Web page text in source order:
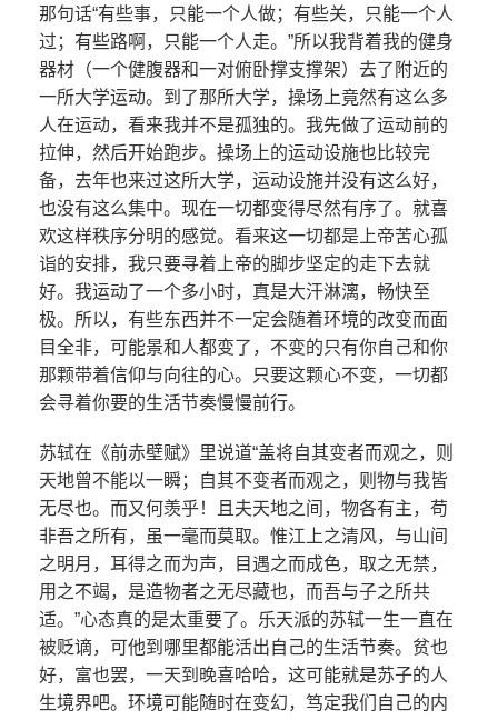
那句话“有些事，只能一个人做；有些关，只能一个人
过；有些路啊，只能一个人走。”所以我背着我的健身
器材（一个健腹器和一对俯卧撑支撑架）去了附近的
一所大学运动。到了那所大学，操场上竟然有这么多
人在运动，看来我并不是孤独的。我先做了运动前的
拉伸，然后开始跑步。操场上的运动设施也比较完
备，去年也来过这所大学，运动设施并没有这么好，
也没有这么集中。现在一切都变得尽然有序了。就喜
欢这样秩序分明的感觉。看来这一切都是上帝苦心孤
诣的安排，我只要寻着上帝的脚步坚定的走下去就
好。我运动了一个多小时，真是大汗淋漓，畅快至
极。所以，有些东西并不一定会随着环境的改变而面
目全非，可能景和人都变了，不变的只有你自己和你
那颗带着信仰与向往的心。只要这颗心不变，一切都
会寻着你要的生活节奏慢慢前行。
苏轼在《前赤壁赋》里说道“盖将自其变者而观之，则
天地曾不能以一瞬；自其不变者而观之，则物与我皆
无尽也。而又何羡乎！且夫天地之间，物各有主，苟
非吾之所有，虽一毫而莫取。惟江上之清风，与山间
之明月，耳得之而为声，目遇之而成色，取之无禁，
用之不竭，是造物者之无尽藏也，而吾与子之所共
适。”心态真的是太重要了。乐天派的苏轼一生一直在
被贬谪，可他到哪里都能活出自己的生活节奏。贫也
好，富也罢，一天到晚喜哈哈，这可能就是苏子的人
生境界吧。环境可能随时在变幻，笃定我们自己的内